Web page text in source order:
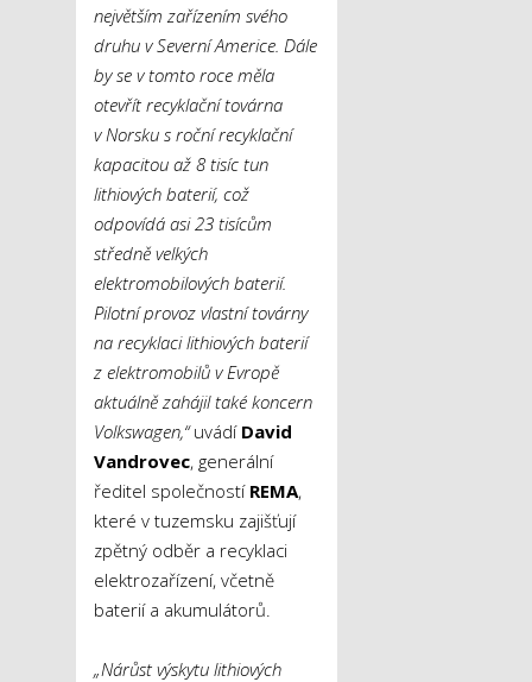
největším zařízením svého
druhu v Severní Americe. Dále
by se v tomto roce měla
otevřít recyklační továrna
v Norsku s roční recyklační
kapacitou až 8 tisíc tun
lithiových baterií, což
odpovídá asi 23 tisícům
středně velkých
elektromobilových baterií.
Pilotní provoz vlastní továrny
na recyklaci lithiových baterií
z elektromobilů v Evropě
aktuálně zahájil také koncern
Volkswagen,“uvádí David
Vandrovec, generální
ředitel společností REMA,
které v tuzemsku zajišťují
zpětný odběr a recyklaci
elektrozařízení, včetně
baterií a akumulátorů.
„Nárůst výskytu lithiových